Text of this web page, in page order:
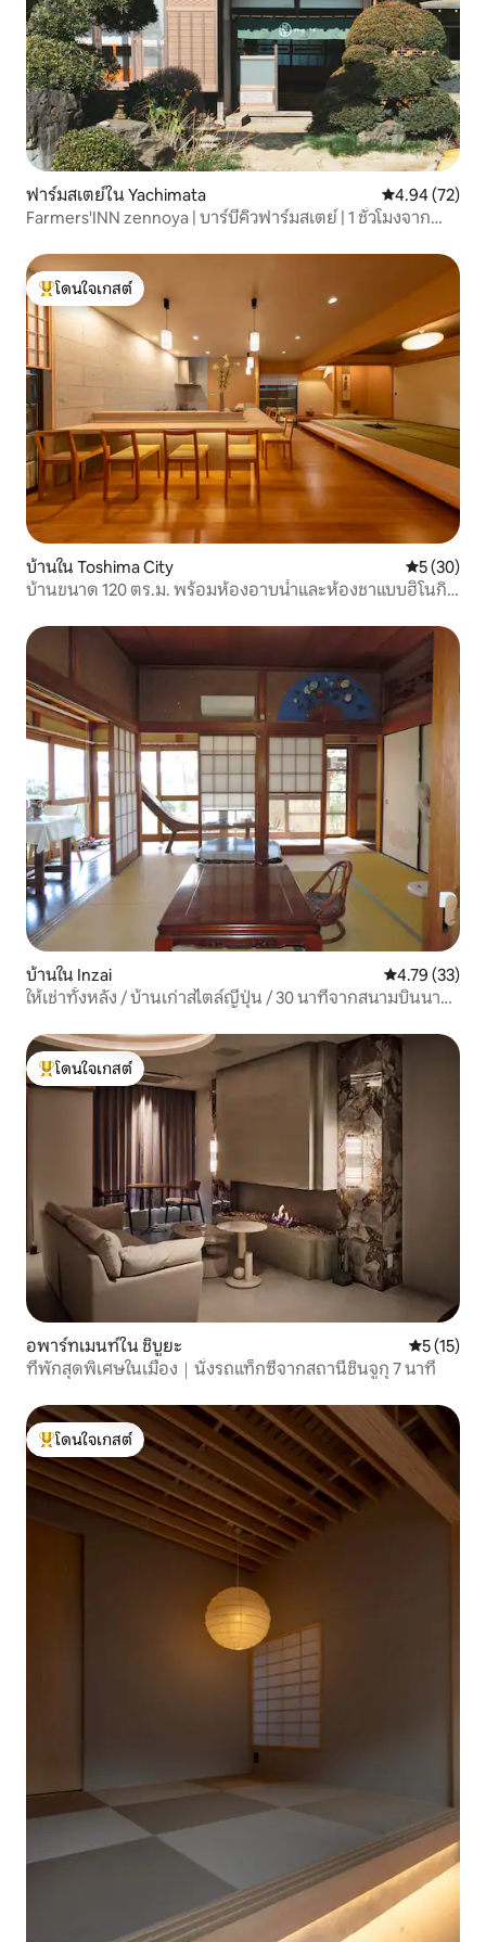
ฟาร์มสเตย์ใน Yachimata คะแนนเฉลี่ย
4.94 (72)
Farmers'INN zennoya | บาร์บีคิวฟาร์มสเตย์ | 1 ชั่วโมงจาก
โดนใจเกสต์ที่สุด
โดนใจเกสต์
บ้านใน Toshima City คะแนนเฉลี่
5 (30)
บ้านขนาด 120 ตร.ม. พร้อมห้องอาบน้ำและห้องชาแบบฮิโนกิ 1
บ้านใน Inzai คะแนนเฉลี่ย
4.79 (33)
ให้เช่าทั้งหลัง / บ้านเก่าสไตล์ญี่ปุ่น / 30 นาทีจากสนามบินนาริ
โดนใจเกสต์ที่สุด
โดนใจเกสต์
อพาร์ทเมนท์ใน ชิบูยะ คะแนนเฉลี่
5 (15)
ที่พักสุดพิเศษในเมือง｜นั่งรถแท็กซี่จากสถานีชินจูกุ 7 นาที
โดนใจเกสต์ที่สุด
โดนใจเกสต์